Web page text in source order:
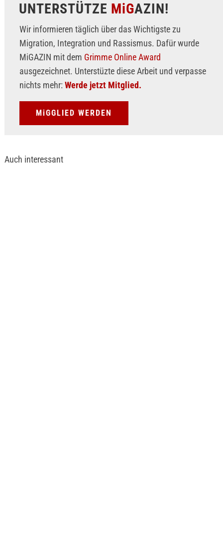
UNTERSTÜTZE MiGAZIN!
Wir informieren täglich über das Wichtigste zu
Migration, Integration und Rassismus. Dafür wurde
MiGAZIN mit dem Grimme Online Award
ausgezeichnet. Unterstüzte diese Arbeit und verpasse
nichts mehr: Werde jetzt Mitglied.
MiGGLIED WERDEN
Auch interessant